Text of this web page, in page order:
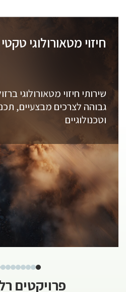
חיזוי מטאורולוגי טקטי
שירותי חיזוי מטאורולוגי
גבוהה לצרכים מבצעיים,
וטכנולוגיים
פרויקטים